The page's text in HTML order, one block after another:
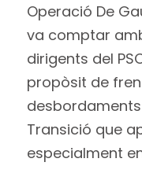
Operació De
va comptar
dirigents del
propòsit de
Transició que
especialment